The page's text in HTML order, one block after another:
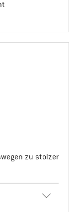
zu stolzer